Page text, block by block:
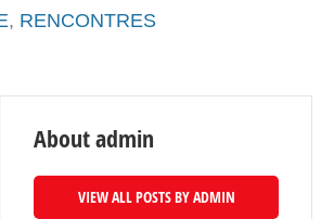
, RENCONTRES
About admin
VIEW ALL POSTS BY ADMIN